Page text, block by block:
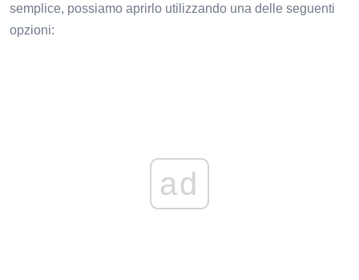
semplice, possiamo aprirlo utilizzando una delle seguenti
opzioni:
ad